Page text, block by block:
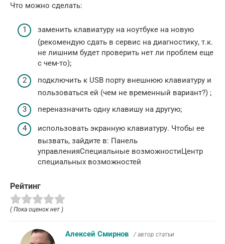
Что можно сделать:
заменить клавиатуру на ноутбуке на новую
(рекомендую сдать в сервис на диагностику, т.к.
не лишним будет проверить нет ли проблем еще
с чем-то);
подключить к USB порту внешнюю клавиатуру и
пользоваться ей (чем не временный вариант?) ;
переназначить одну клавишу на другую;
использовать экранную клавиатуру. Чтобы ее
вызвать, зайдите в: Панель
управленияСпециальные возможностиЦентр
специальных возможностей
Рейтинг
( Пока оценок нет )
Алексей Смирнов / автор статьи